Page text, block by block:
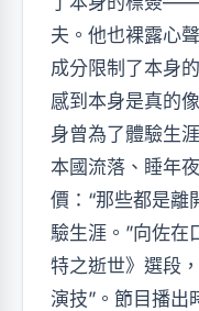
夫。他也裸露心
成分限制了本身
感到本身是真的
身曾為了體驗生
本國流落、睡年
價：“那些都是離
驗生涯。”向佐在
特之逝世》選段
演技”。節目播出